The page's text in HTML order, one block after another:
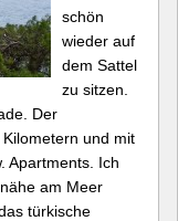
schön
wieder auf
dem Sattel
zu sitzen.
Der
und mit
Apartments. Ich
am Meer
türkische